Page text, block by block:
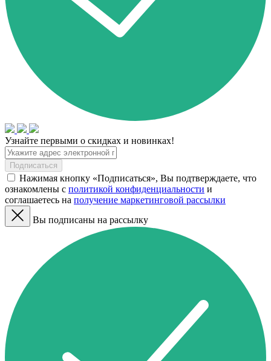
Узнайте первыми о скидках и новинках!
Подписаться
Нажимая кнопку «Подписаться», Вы подтверждаете, что
ознакомлены с политикой конфиденциальности и
соглашаетесь на получение маркетинговой рассылки
Вы подписаны на рассылку